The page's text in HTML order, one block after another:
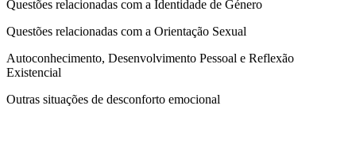
Questões relacionadas com a Identidade de Género
Questões relacionadas com a Orientação Sexual
Autoconhecimento, Desenvolvimento Pessoal e Reflexão
Existencial
Outras situações de desconforto emocional